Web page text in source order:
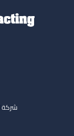
شركة